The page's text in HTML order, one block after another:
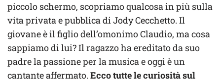
piccolo schermo, scopriamo qualcosa in più sulla
vita privata e pubblica di Jody Cecchetto. Il
giovane è il figlio dell’omonimo Claudio, ma cosa
sappiamo di lui? Il ragazzo ha ereditato da suo
padre la passione per la musica e oggi è un
cantante affermato. Ecco tutte le curiosità sul